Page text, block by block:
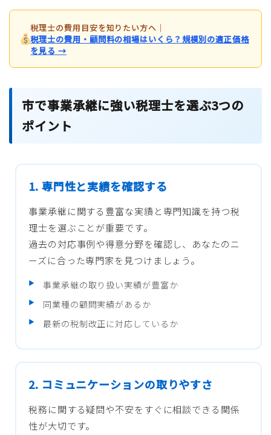
税理士の費用目安を知りたい方へ ｜
税理士の費用・顧問料の相場はいくら？規模別の適正価格
を見る →
市で事業承継に強い税理士を選ぶ3つの
ポイント
1. 専門性と実績を確認する
事業承継に関する豊富な実績と専門知識を持つ税
理士を選ぶことが重要です。
過去の対応事例や得意分野を確認し、あなたのニ
ーズに合った専門家を見つけましょう。
事業承継の取り扱い実績が豊富か
同業種の顧問実績があるか
最新の税制改正に対応しているか
2. コミュニケーションの取りやすさ
税務に関する疑問や不安をすぐに相談できる関係
性が大切です。